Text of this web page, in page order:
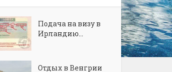
Подача на визу в
Ирландию...
Отдых в Венгрии